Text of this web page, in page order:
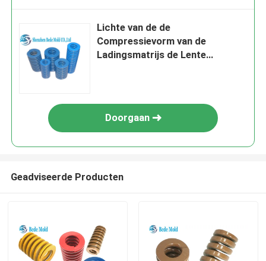
Lichte van de de
Compressievorm van de
Ladingsmatrijs de Lente
Doorgaan
Geadviseerde Producten